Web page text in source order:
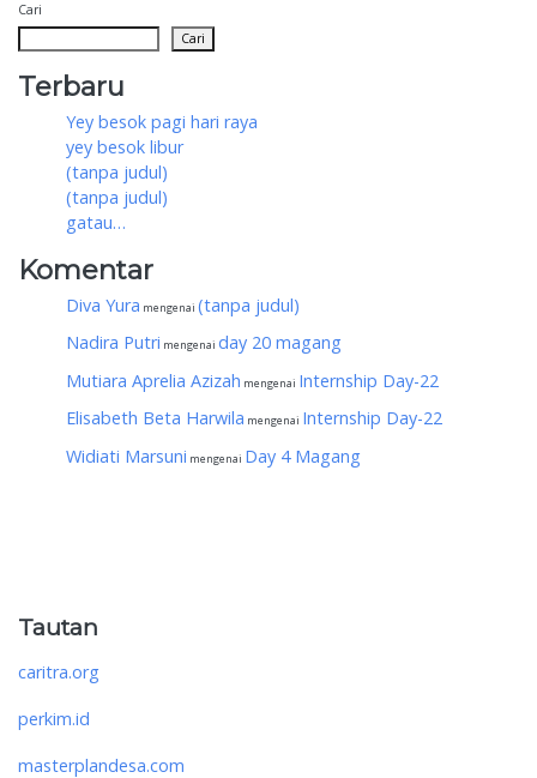
Cari
Cari
Terbaru
Yey besok pagi hari raya
yey besok libur
(tanpa judul)
(tanpa judul)
gatau…
Komentar
Diva Yura mengenai (tanpa judul)
Nadira Putri mengenai day 20 magang
Mutiara Aprelia Azizah mengenai Internship Day-22
Elisabeth Beta Harwila mengenai Internship Day-22
Widiati Marsuni mengenai Day 4 Magang
Tautan
caritra.org
perkim.id
masterplandesa.com